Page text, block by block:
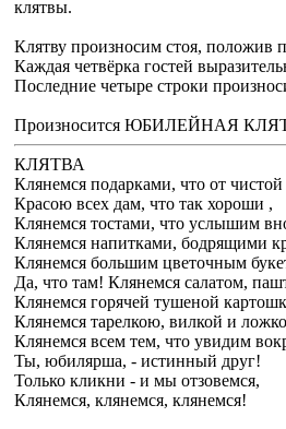
клятвы.
Клятву произносим стоя, положив
Каждая четвёрка гостей
Последние четыре строки
Произносится ЮБИЛЕЙНАЯ
КЛЯТВА
Клянемся подарками, что от
Красою всех дам, что так хороши ,
Клянемся тостами, что услышим
Клянемся напитками, бодрящими
Клянемся большим цветочным
Да, что там! Клянемся салатом,
Клянемся горячей тушеной
Клянемся тарелкою, вилкой и
Клянемся всем тем, что увидим
Ты, юбилярша, - истинный друг!
Только кликни - и мы отзовемся,
Клянемся, клянемся, клянемся!